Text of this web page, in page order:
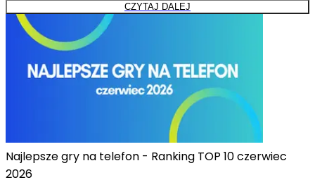
CZYTAJ DALEJ
Najlepsze gry na telefon - Ranking TOP 10 czerwiec
2026